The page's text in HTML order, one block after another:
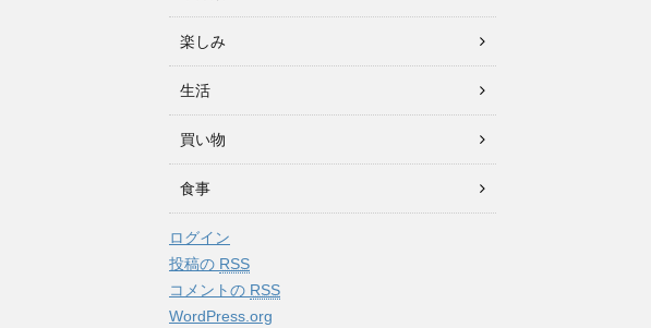
楽しみ
生活
買い物
食事
ログイン
投稿の RSS
コメントの RSS
WordPress.org